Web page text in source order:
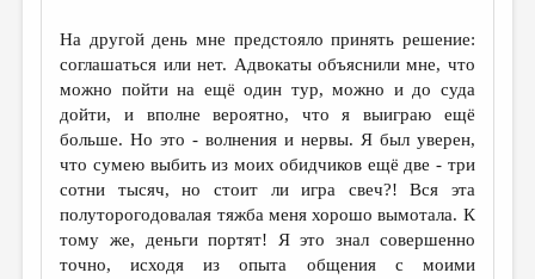
На другой день мне предстояло принять решение:
соглашаться или нет. Адвокаты объяснили мне, что
можно пойти на ещё один тур, можно и до суда
дойти, и вполне вероятно, что я выиграю ещё
больше. Но это - волнения и нервы. Я был уверен,
что сумею выбить из моих обидчиков ещё две - три
сотни тысяч, но стоит ли игра свеч?! Вся эта
полуторогодовалая тяжба меня хорошо вымотала. К
тому же, деньги портят! Я это знал совершенно
точно, исходя из опыта общения с моими